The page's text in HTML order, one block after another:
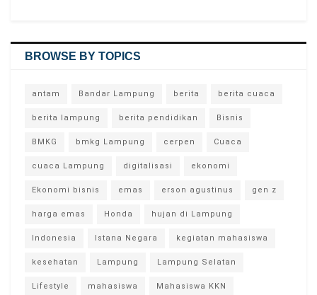
BROWSE BY TOPICS
antam Bandar Lampung berita berita cuaca
berita lampung berita pendidikan Bisnis
BMKG bmkg Lampung cerpen Cuaca
cuaca Lampung digitalisasi ekonomi
Ekonomi bisnis emas erson agustinus gen z
harga emas Honda hujan di Lampung
Indonesia Istana Negara kegiatan mahasiswa
kesehatan Lampung Lampung Selatan
Lifestyle mahasiswa Mahasiswa KKN